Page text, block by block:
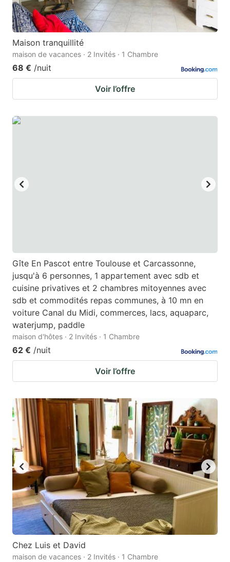
Maison tranquillité
maison de vacances · 2 Invités · 1 Chambre
68 € /nuit
Voir l’offre
Gîte En Pascot entre Toulouse et Carcassonne,
jusqu'à 6 personnes, 1 appartement avec sdb et
cuisine privatives et 2 chambres mitoyennes avec
sdb et commodités repas communes, à 10 mn en
voiture Canal du Midi, commerces, lacs, aquaparc,
waterjump, paddle
maison d'hôtes · 2 Invités · 1 Chambre
62 € /nuit
Voir l’offre
Chez Luis et David
maison de vacances · 2 Invités · 1 Chambre